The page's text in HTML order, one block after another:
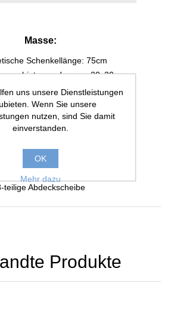
Masse:
Schenkellänge: 75cm
hinten und vorne: 20x20cm
Inhalt: 235 Liter
Höhe: 67cm
Glasdicke: 10mm
EHEIM powerLED+
teilige Abdeckscheibe
Produkte
uns unsere Dienstleistungen
Wenn Sie unsere
nutzen, sind Sie damit
einverstanden.
OK
Mehr dazu